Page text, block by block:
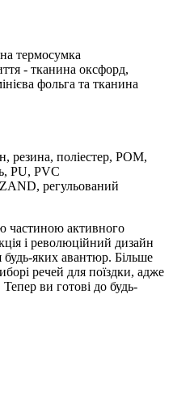
термосумка
- тканина оксфорд,
фольга та тканина
резина, поліестер, POM,
PU, PVC
регульований
частиною активного
і революційний дизайн
будь-яких авантюр. Більше
речей для поїздки, адже
ви готові до будь-